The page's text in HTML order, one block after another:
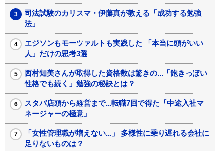
司法試験のカリスマ・伊藤真が教える「成功する勉強
法」
エジソンもモーツァルトも実践した 「本当に頭がいい
人」だけの思考3選
西村知美さんが取得した資格数は驚きの...「飽きっぽい
性格でも続く」勉強の秘訣とは？
スタバ店頭から経営まで...転職7回で得た「中途入社マ
ネージャーの極意」
「女性管理職が増えない...」 多様性に乗り遅れる会社に
足りないものは？